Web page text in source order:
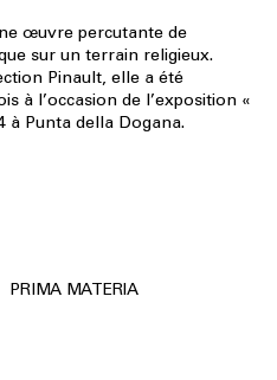
œuvre percutante de
sur un terrain religieux.
Pinault, elle a été
à l’occasion de l’exposition «
à Punta della Dogana.
PRIMA MATERIA